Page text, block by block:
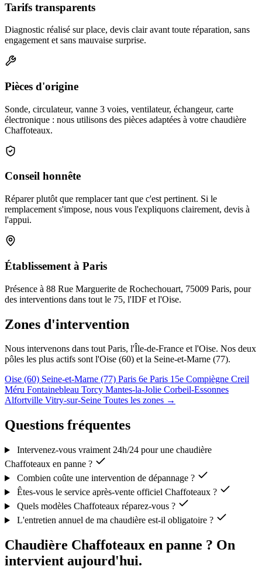
Tarifs transparents
Diagnostic réalisé sur place, devis clair avant toute réparation, sans
engagement et sans mauvaise surprise.
Pièces d'origine
Sonde, circulateur, vanne 3 voies, ventilateur, échangeur, carte
électronique : nous utilisons des pièces adaptées à votre chaudière
Chaffoteaux.
Conseil honnête
Réparer plutôt que remplacer tant que c'est pertinent. Si le
remplacement s'impose, nous vous l'expliquons clairement, devis à
l'appui.
Établissement à Paris
Présence à 88 Rue Marguerite de Rochechouart, 75009 Paris, pour
des interventions dans tout le 75, l'IDF et l'Oise.
Zones d'intervention
Nous intervenons dans tout Paris, l'Île-de-France et l'Oise. Nos deux
pôles les plus actifs sont l'Oise (60) et la Seine-et-Marne (77).
Oise (60) Seine-et-Marne (77) Paris 6e Paris 15e Compiègne Creil
Méru Fontainebleau Torcy Mantes-la-Jolie Corbeil-Essonnes
Alfortville Vitry-sur-Seine Toutes les zones →
Questions fréquentes
Intervenez-vous vraiment 24h/24 pour une chaudière
Chaffoteaux en panne ?
Combien coûte une intervention de dépannage ?
Êtes-vous le service après-vente officiel Chaffoteaux ?
Quels modèles Chaffoteaux réparez-vous ?
L'entretien annuel de ma chaudière est-il obligatoire ?
Chaudière Chaffoteaux en panne ? On
intervient aujourd'hui.